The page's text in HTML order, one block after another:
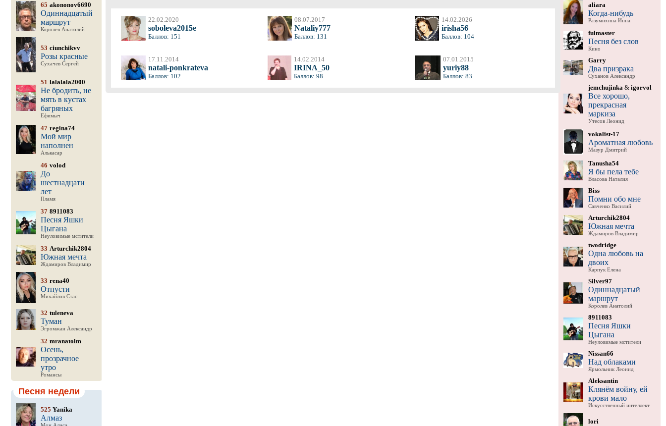
65 akononov6690
Одиннадцатый
маршрут
Королев Анатолий
53 ciunchikvv
Розы красные
Сухачев Сергей
51 lalalala2000
Не бродить, не
мять в кустах
багряных
Ефимыч
47 regina74
Мой мир
наполнен
Алькасар
46 volod
До
шестнадцати
лет
Пламя
37 8911083
Песня Яшки
Цыгана
Неуловимые мстители
33 Arturchik2804
Южная мечта
Ждамиров Владимир
33 rena40
Отпусти
Михайлов Стас
32 tuleneva
Туман
Эгромжан Александр
32 mranatolm
Осень,
прозрачное
утро
Романсы
Песня недели
525 Yanika
Алмаз
22.02.2020
soboleva2015e
Баллов: 151
08.07.2017
Nataliy777
Баллов: 131
14.02.2026
irisha56
Баллов: 104
17.11.2014
natali-ponkrateva
Баллов: 102
14.02.2014
IRINA_50
Баллов: 98
07.01.2015
yuriy88
Баллов: 83
aliara
Когда-нибудь
Разумихина Инна
fulmaster
Песня без слов
Кино
Garry
Два призрака
Суханов Александр
jemchujinka & igorvol
Все хорошо,
прекрасная
маркиза
Утесов Леонид
vokalist-17
Ароматная любовь
Мазур Дмитрий
Tanusha54
Я бы пела тебе
Власова Наталия
Biss
Помни обо мне
Савченко Василий
Arturchik2804
Южная мечта
Ждамиров Владимир
twodridge
Одна любовь на
двоих
Карпук Елена
Silver97
Одиннадцатый
маршрут
Королев Анатолий
8911083
Песня Яшки
Цыгана
Неуловимые мстители
Nissan66
Над облаками
Ярмольник Леонид
Aleksantin
Клянём войну, ей
крови мало
Искусственный интеллект
lori